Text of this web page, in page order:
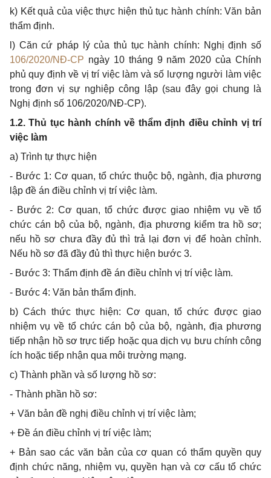
k) Kết quả của việc thực hiện thủ tục hành chính: Văn bản
thẩm định.
l) Căn cứ pháp lý của thủ tục hành chính: Nghị định số
106/2020/NĐ-CP ngày 10 tháng 9 năm 2020 của Chính
phủ quy định về vị trí việc làm và số lượng người làm việc
trong đơn vị sự nghiệp công lập (sau đây gọi chung là
Nghị định số 106/2020/NĐ-CP).
1.2. Thủ tục hành chính về thẩm định điều chỉnh vị trí
việc làm
a) Trình tự thực hiện
- Bước 1: Cơ quan, tổ chức thuộc bộ, ngành, địa phương
lập đề án điều chỉnh vị trí việc làm.
- Bước 2: Cơ quan, tổ chức được giao nhiệm vụ về tổ
chức cán bộ của bộ, ngành, địa phương kiểm tra hồ sơ;
nếu hồ sơ chưa đầy đủ thì trả lại đơn vị để hoàn chỉnh.
Nếu hồ sơ đã đầy đủ thì thực hiện bước 3.
- Bước 3: Thẩm định đề án điều chỉnh vị trí việc làm.
- Bước 4: Văn bản thẩm định.
b) Cách thức thực hiện: Cơ quan, tổ chức được giao
nhiệm vụ về tổ chức cán bộ của bộ, ngành, địa phương
tiếp nhận hồ sơ trực tiếp hoặc qua dịch vụ bưu chính công
ích hoặc tiếp nhận qua môi trường mạng.
c) Thành phần và số lượng hồ sơ:
- Thành phần hồ sơ:
+ Văn bản đề nghị điều chỉnh vị trí việc làm;
+ Đề án điều chỉnh vị trí việc làm;
+ Bản sao các văn bản của cơ quan có thẩm quyền quy
định chức năng, nhiệm vụ, quyền hạn và cơ cấu tổ chức